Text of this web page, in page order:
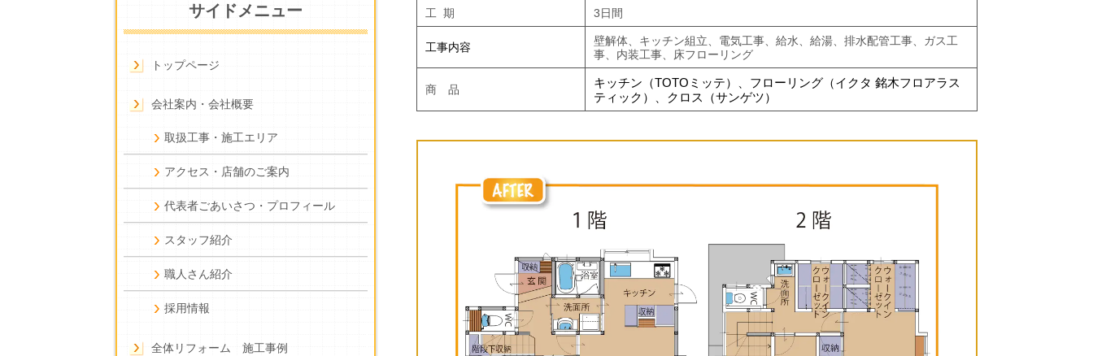
工 期 3日間
工事内容
壁解体、キッチン組立、電気工事、給水、給湯、排水配管工事、ガス工
事、内装工事、床フローリング
商 品 キッチン（TOTOミッテ）、 フローリング（イクタ 銘木フロアラス
ティック）、クロス（サンゲツ）
サイドメニュー
トップページ
会社案内・会社概要
取扱工事・施工エリア
アクセス・店舗のご案内
代表者ごあいさつ・プロフィール
スタッフ紹介
職人さん紹介
採用情報
全体リフォーム 施工事例